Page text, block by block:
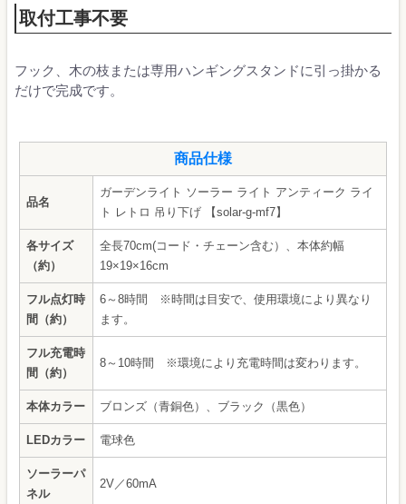
取付工事不要
フック、木の枝または専用ハンギングスタンドに引っ掛かる
だけで完成です。
商品仕様
品名
ガーデンライト ソーラー ライト アンティーク ライ
ト レトロ 吊り下げ 【solar-g-mf7】
各サイズ
（約）
全長70cm(コード・チェーン含む）、本体約幅
19×19×16cm
フル点灯時
間（約）
6～8時間 ※時間は目安で、使用環境により異なり
ます。
フル充電時
間（約）
8～10時間 ※環境により充電時間は変わります。
本体カラー ブロンズ（青銅色）、ブラック（黒色）
LEDカラー 電球色
ソーラーパ
ネル
2V／60mA